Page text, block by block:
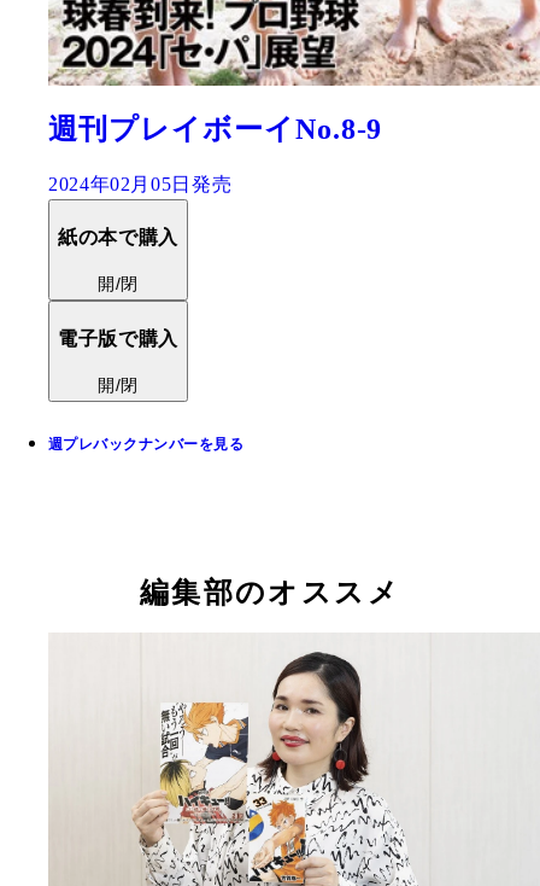
週刊プレイボーイNo.8-9
2024年02月05日発売
紙の本で購入
開/閉
電子版で購入
開/閉
週プレバックナンバーを見る
編集部のオススメ